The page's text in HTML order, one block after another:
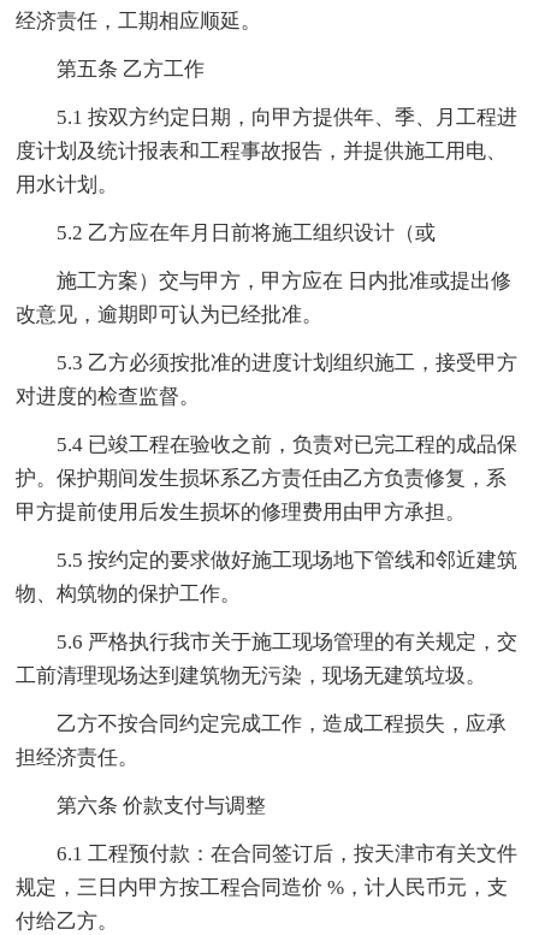
经济责任，工期相应顺延。
第五条 乙方工作
5.1 按双方约定日期，向甲方提供年、季、月工程进
度计划及统计报表和工程事故报告，并提供施工用电、
用水计划。
5.2 乙方应在年月日前将施工组织设计（或
施工方案）交与甲方，甲方应在 日内批准或提出修
改意见，逾期即可认为已经批准。
5.3 乙方必须按批准的进度计划组织施工，接受甲方
对进度的检查监督。
5.4 已竣工程在验收之前，负责对已完工程的成品保
护。保护期间发生损坏系乙方责任由乙方负责修复，系
甲方提前使用后发生损坏的修理费用由甲方承担。
5.5 按约定的要求做好施工现场地下管线和邻近建筑
物、构筑物的保护工作。
5.6 严格执行我市关于施工现场管理的有关规定，交
工前清理现场达到建筑物无污染，现场无建筑垃圾。
乙方不按合同约定完成工作，造成工程损失，应承
担经济责任。
第六条 价款支付与调整
6.1 工程预付款：在合同签订后，按天津市有关文件
规定，三日内甲方按工程合同造价 %，计人民币元，支
付给乙方。